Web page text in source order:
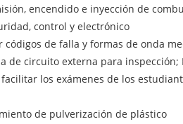
encendido e inyección de
control y electrónico
de falla y formas de onda
de circuito externa para
los exámenes de los
de pulverización de plástico